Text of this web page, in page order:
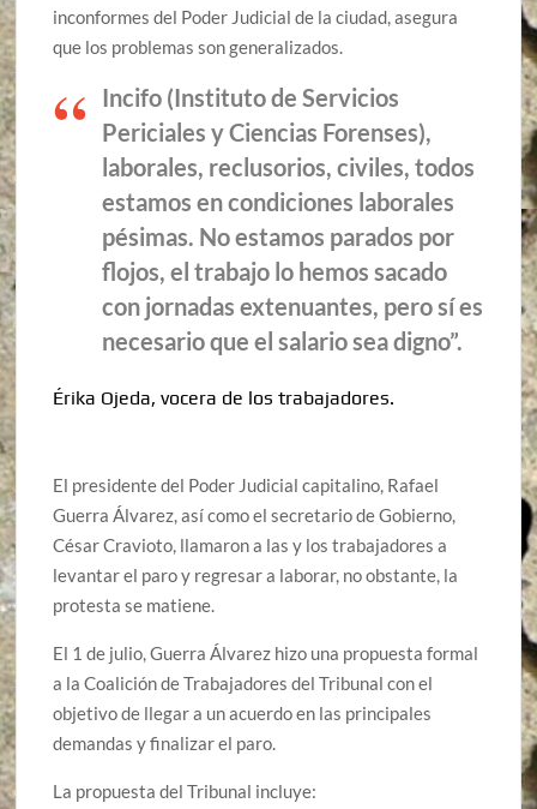
inconformes del Poder Judicial de la ciudad, asegura
que los problemas son generalizados.
Incifo (Instituto de Servicios
Periciales y Ciencias Forenses),
laborales, reclusorios, civiles, todos
estamos en condiciones laborales
pésimas. No estamos parados por
flojos, el trabajo lo hemos sacado
con jornadas extenuantes, pero sí es
necesario que el salario sea digno”.
Érika Ojeda, vocera de los trabajadores.
El presidente del Poder Judicial capitalino, Rafael
Guerra Álvarez, así como el secretario de Gobierno,
César Cravioto, llamaron a las y los trabajadores a
levantar el paro y regresar a laborar, no obstante, la
protesta se matiene.
El 1 de julio, Guerra Álvarez hizo una propuesta formal
a la Coalición de Trabajadores del Tribunal con el
objetivo de llegar a un acuerdo en las principales
demandas y finalizar el paro.
La propuesta del Tribunal incluye: